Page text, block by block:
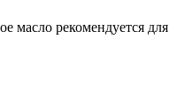
масло рекомендуется для